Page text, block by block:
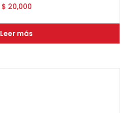
$ 20,000
Leer más